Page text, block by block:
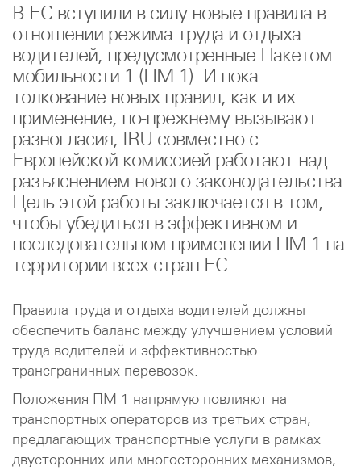
В ЕС вступили в силу новые правила в
отношении режима труда и отдыха
водителей, предусмотренные Пакетом
мобильности 1 (ПМ 1). И пока
толкование новых правил, как и их
применение, по-прежнему вызывают
разногласия, IRU совместно с
Европейской комиссией работают над
разъяснением нового законодательства.
Цель этой работы заключается в том,
чтобы убедиться в эффективном и
последовательном применении ПМ 1 на
территории всех стран ЕС.
Правила труда и отдыха водителей должны
обеспечить баланс между улучшением условий
труда водителей и эффективностью
трансграничных перевозок.
Положения ПМ 1 напрямую повлияют на
транспортных операторов из третьих стран,
предлагающих транспортные услуги в рамках
двусторонних или многосторонних механизмов,